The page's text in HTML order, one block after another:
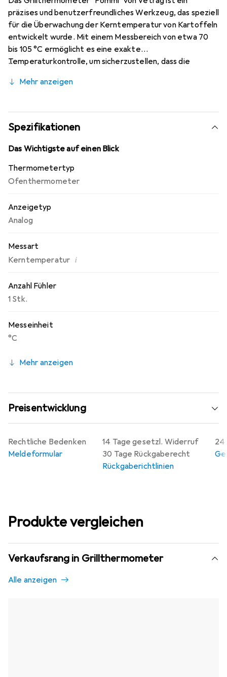
präzises und benutzerfreundliches Werkzeug, das speziell
für die Überwachung der Kerntemperatur von Kartoffeln
entwickelt wurde. Mit einem Messbereich von etwa 70
bis 105 °C ermöglicht es eine exakte
Temperaturkontrolle, um sicherzustellen, dass die
sorgt für eine einfache Ablesbarkeit, während die
ohne dass man ständig am Grill stehen muss. Das
Thermometer ist aus hochwertigem Edelstahl gefertigt,
was Langlebigkeit und eine einfache Reinigung
gewährleistet. Mit einer kompakten Grösse und einem
harmonisch in jede Küchenausstattung ein.
Mehr anzeigen
Spezifikationen
Das Wichtigste auf einen Blick
Thermometertyp
Ofenthermometer
Anzeigetyp
Analog
Messart
Kerntemperatur i
Anzahl Fühler
1 Stk.
Messeinheit
°C
Mehr anzeigen
Preisentwicklung
14 Tage gesetzl. Widerruf
30 Tage Rückgaberecht
Rückgaberichtlinien
24
Rechtliche Bedenken
Meldeformular
Produkte vergleichen
Verkaufsrang in Grillthermometer
Alle anzeigen